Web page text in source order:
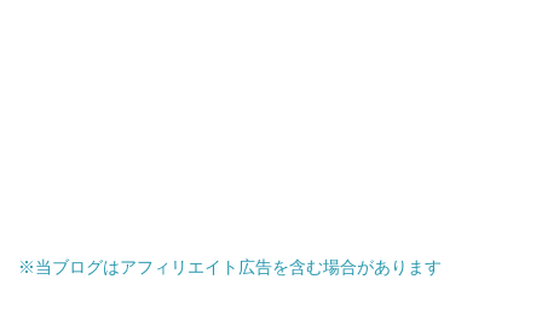
※当ブログはアフィリエイト広告を含む場合があります